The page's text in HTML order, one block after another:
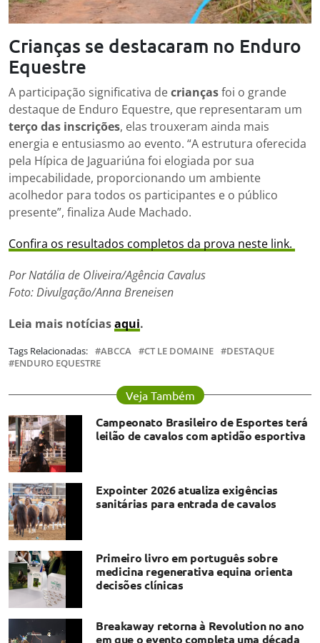
Crianças se destacaram no Enduro
Equestre
A participação significativa decriançasfoi o grande
destaque de Enduro Equestre, que representaram um
terço das inscrições, elas trouxeram ainda mais
energia e entusiasmo ao evento. “A estrutura oferecida
pela Hípica de Jaguariúna foi elogiada por sua
impecabilidade, proporcionando um ambiente
acolhedor para todos os participantes e o público
presente”, finaliza Aude Machado.
Confira os resultados completos da prova neste link.
Por Natália de Oliveira/Agência Cavalus
Foto: Divulgação/Anna Breneisen
Leia mais notíciasaqui.
Tags Relacionadas: ABCCA CT LE DOMAINE
DESTAQUE
ENDURO EQUESTRE
Veja Também
Campeonato Brasileiro de Esportes terá
leilão de cavalos com aptidão esportiva
Expointer 2026 atualiza exigências
sanitárias para entrada de cavalos
Primeiro livro em português sobre
medicina regenerativa equina orienta
decisões clínicas
Breakaway retorna à Revolution no ano
em que o evento completa uma década